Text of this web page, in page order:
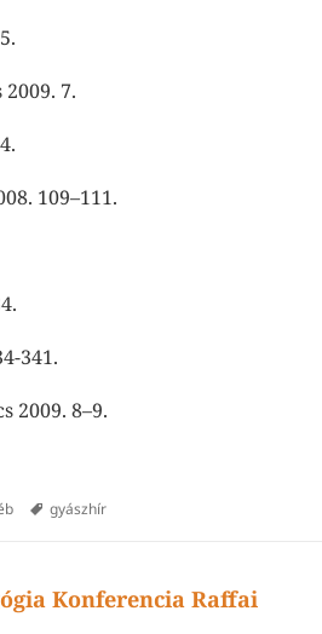
7.
109–111.
341.
2009. 8–9.
Címke
gyászhír
Konferencia Raffai